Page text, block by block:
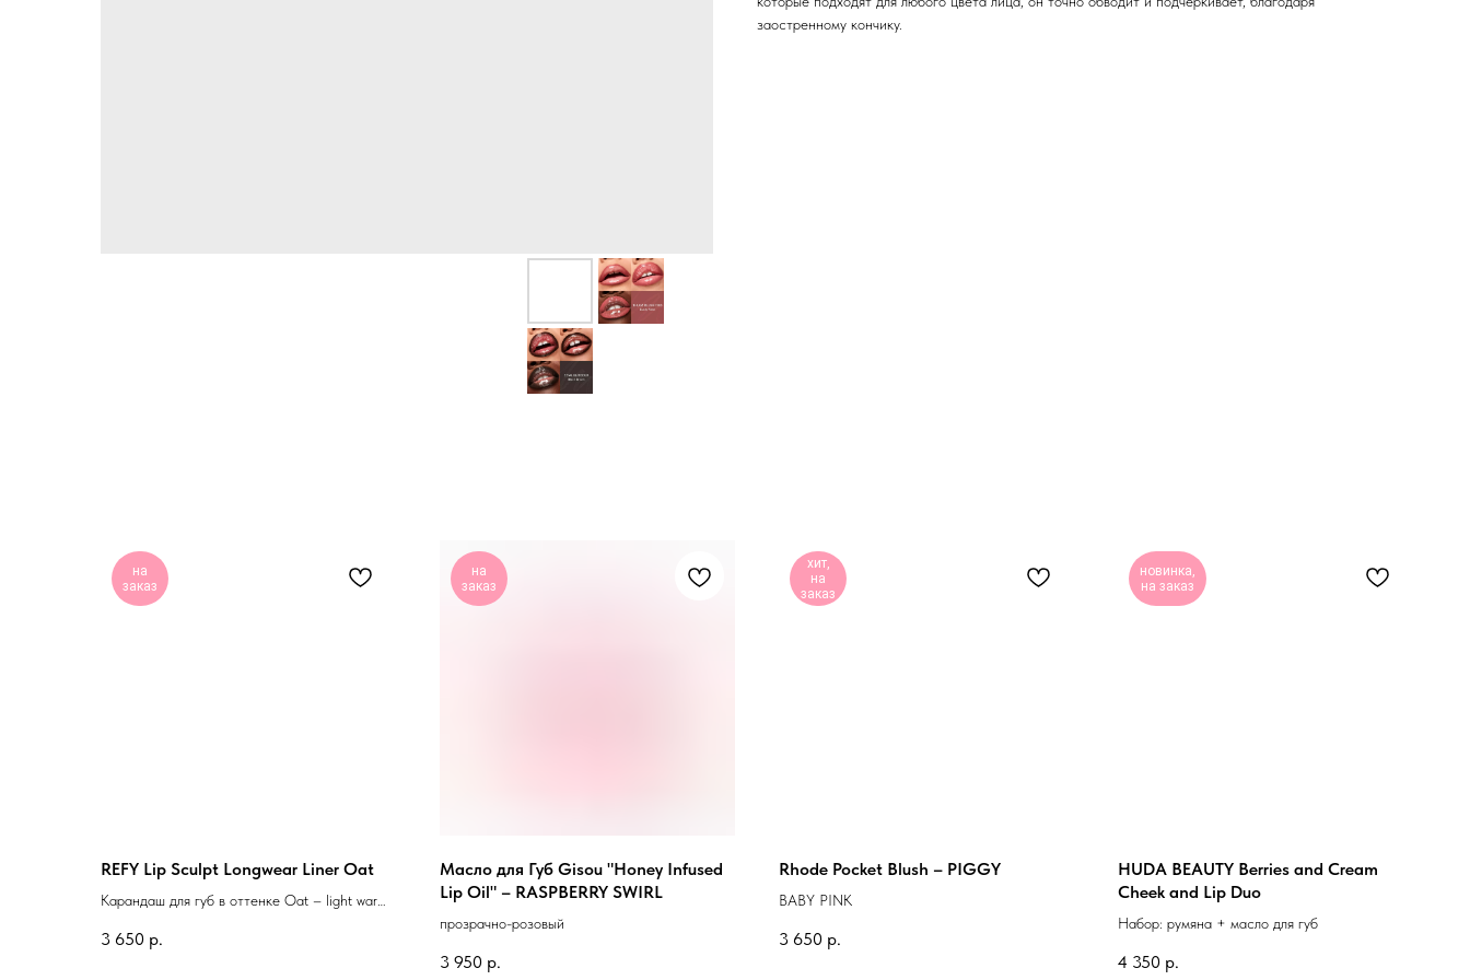
заостренному кончику.
на
заказ
REFY Lip Sculpt Longwear Liner Oat
Карандаш для губ в оттенке Oat – light warm
3 650 р.
на
заказ
Масло для Губ Gisou "Honey Infused
Lip Oil" – RASPBERRY SWIRL
прозрачно-розовый
3 950 р.
хит,
на
заказ
Rhode Pocket Blush – PIGGY
BABY PINK
3 650 р.
новинка,
на заказ
HUDA BEAUTY Berries and Cream
Cheek and Lip Duo
Набор: румяна + масло для губ
4 350 р.